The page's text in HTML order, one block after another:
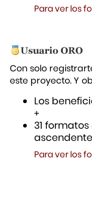
Para ver los
Con solo
este proyecto. Y
Los
+
31
Para ver los